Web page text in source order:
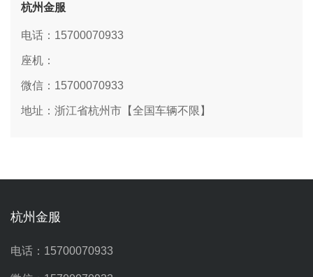
杭州金服
电话：15700070933
座机：
微信：15700070933
地址：浙江省杭州市【全国车辆不限】
杭州金服
电话：15700070933